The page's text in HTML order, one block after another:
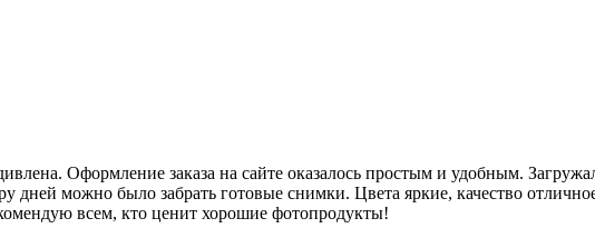
Оформление заказа на сайте оказалось простым и удобным.
дней можно было забрать готовые снимки. Цвета яркие, качество
всем, кто ценит хорошие фотопродукты!